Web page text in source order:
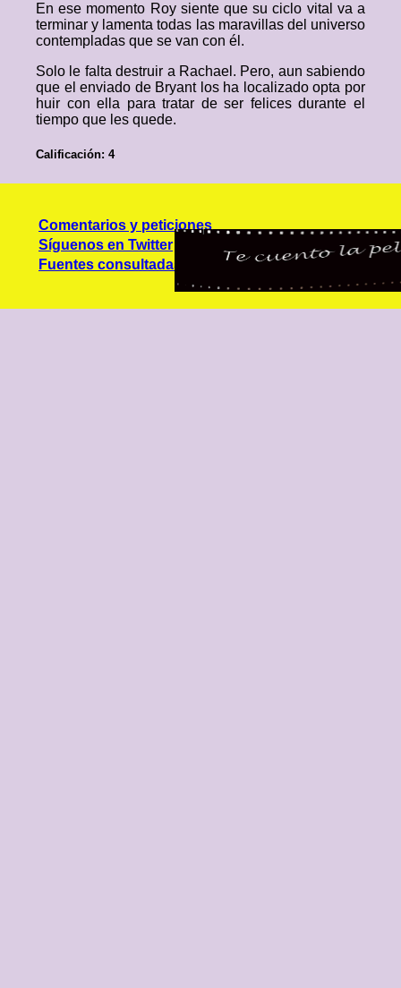
En ese momento Roy siente que su ciclo vital va a
terminar y lamenta todas las maravillas del universo
contempladas que se van con él.
Solo le falta destruir a Rachael. Pero, aun sabiendo
que el enviado de Bryant los ha localizado opta por
huir con ella para tratar de ser felices durante el
tiempo que les quede.
Calificación: 4
Comentarios y peticiones
Síguenos en Twitter
Fuentes consultadas